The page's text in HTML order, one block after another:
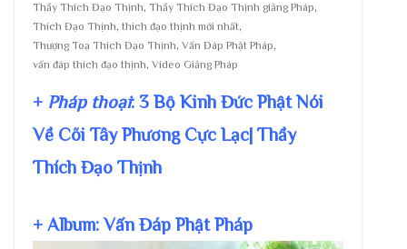
Thầy Thích Đạo Thịnh, Thầy Thích Đạo Thịnh giảng Pháp,
Thích Đạo Thịnh, thích đạo thịnh mới nhất,
Thượng Toạ Thích Đạo Thịnh, Vấn Đáp Phật Pháp,
vấn đáp thích đạo thịnh, Video Giảng Pháp
+ Pháp thoại: 3 Bộ Kinh Đức Phật Nói
Về Cõi Tây Phương Cực Lạc| Thầy
Thích Đạo Thịnh
+ Album: Vấn Đáp Phật Pháp